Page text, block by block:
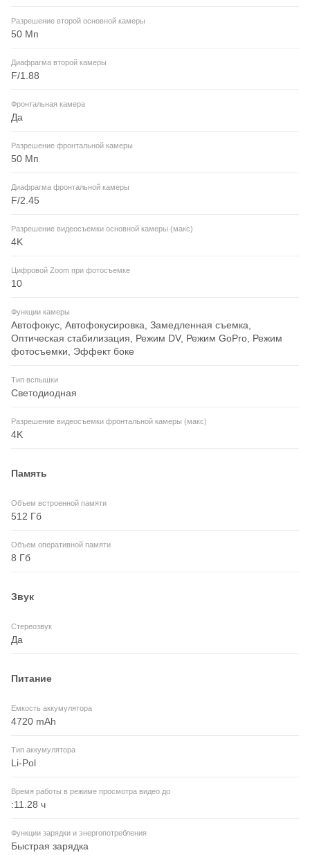
Разрешение второй основной камеры
50 Мп
Диафрагма второй камеры
F/1.88
Фронтальная камера
Да
Разрешение фронтальной камеры
50 Мп
Диафрагма фронтальной камеры
F/2.45
Разрешение видеосъемки основной камеры (макс)
4K
Цифровой Zoom при фотосъемке
10
Функции камеры
Автофокус, Автофокусировка, Замедленная съемка,
Оптическая стабилизация, Режим DV, Режим GoPro, Режим
фотосъемки, Эффект боке
Тип вспышки
Светодиодная
Разрешение видеосъемки фронтальной камеры (макс)
4K
Память
Объем встроенной памяти
512 Гб
Объем оперативной памяти
8 Гб
Звук
Стереозвук
Да
Питание
Емкость аккумулятора
4720 mAh
Тип аккумулятора
Li-Pol
Время работы в режиме просмотра видео до
:11.28 ч
Функции зарядки и энергопотребления
Быстрая зарядка